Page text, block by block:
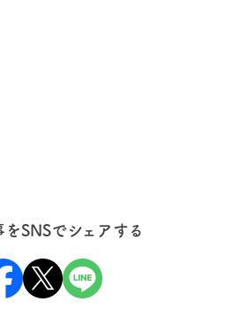
をSNSでシェアする